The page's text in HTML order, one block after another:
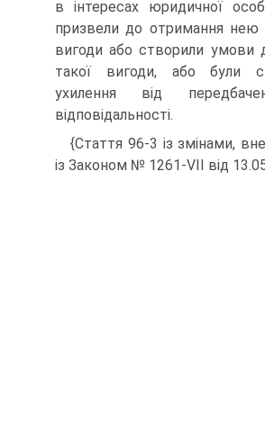
в інтересах юридичної
призвели до отримання нею
вигоди або створили умови
такої вигоди, або були
ухилення від
відповідальності.
{Стаття 96-3 із змінами,
із Законом № 1261-VII від